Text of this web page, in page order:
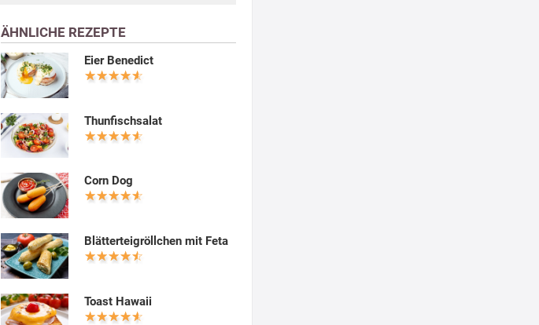
ÄHNLICHE REZEPTE
Eier Benedict
Thunfischsalat
Corn Dog
Blätterteigröllchen mit Feta
Toast Hawaii